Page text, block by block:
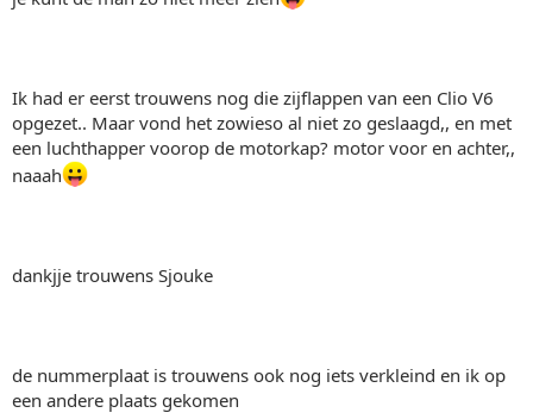
Ik had er eerst trouwens nog die zijflappen van een Clio V6
opgezet.. Maar vond het zowieso al niet zo geslaagd,, en met
een luchthapper voorop de motorkap? motor voor en achter,,
naaah
dankjje trouwens Sjouke
de nummerplaat is trouwens ook nog iets verkleind en ik op
een andere plaats gekomen